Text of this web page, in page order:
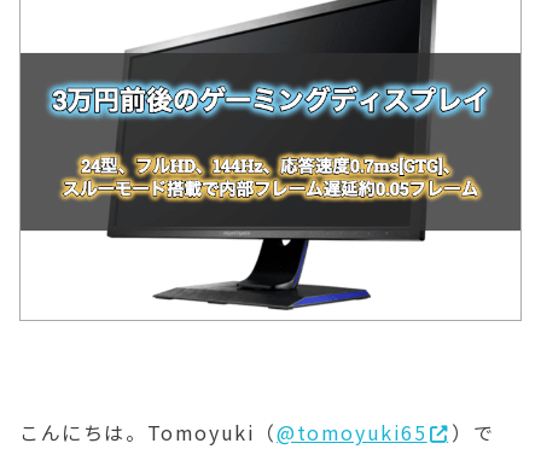
こんにちは。Tomoyuki（@tomoyuki65
）で